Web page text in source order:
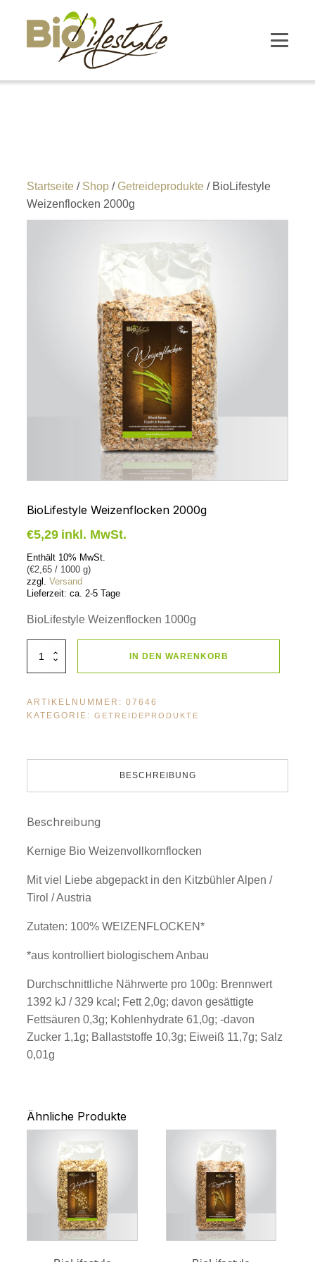
Startseite / Shop / Getreideprodukte / BioLifestyle
Weizenflocken 2000g
BioLifestyle Weizenflocken 2000g
€5,29 inkl. MwSt.
Enthält 10% MwSt.
(€2,65 / 1000 g)
zzgl.Versand
Lieferzeit: ca. 2-5 Tage
BioLifestyle Weizenflocken 1000g
BioLifestyle
Weizenflocken
IN DEN WARENKORB
ARTIKELNUMMER:07646
KATEGORIE:GETREIDEPRODUKTE
BESCHREIBUNG
Beschreibung
Kernige Bio Weizenvollkornflocken
Mit viel Liebe abgepackt in den Kitzbühler Alpen /
Tirol / Austria
Zutaten: 100% WEIZENFLOCKEN*
*aus kontrolliert biologischem Anbau
Durchschnittliche Nährwerte pro 100g: Brennwert
1392 kJ / 329 kcal; Fett 2,0g; davon gesättigte
Fettsäuren 0,3g; Kohlenhydrate 61,0g; -davon
Zucker 1,1g; Ballaststoffe 10,3g; Eiweiß 11,7g; Salz
0,01g
Ähnliche Produkte